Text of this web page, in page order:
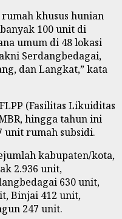
khusus hunian
100 unit di
umum di 48 lokasi
Serdangbedagai,
dan Langkat,” kata
(Fasilitas Likuiditas
hingga tahun ini
unit rumah subsidi.
kabupaten/kota,
2.936 unit,
630 unit,
Binjai 412 unit,
247 unit.